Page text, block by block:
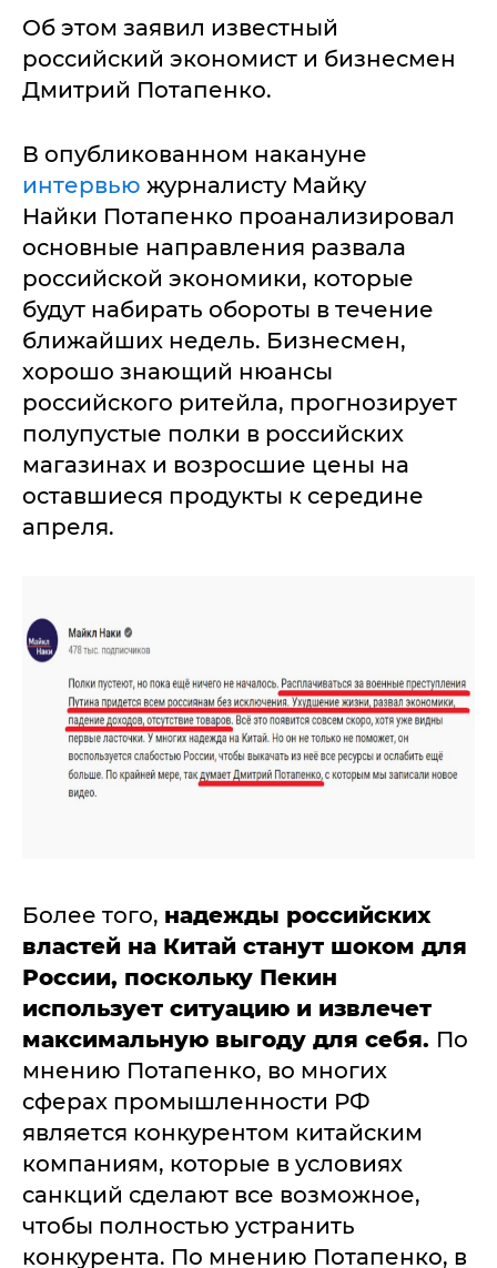
Об этом заявил известный
российский экономист и бизнесмен
Дмитрий Потапенко.
В опубликованном накануне
интервью журналисту Майку
Найки Потапенко проанализировал
основные направления развала
российской экономики, которые
будут набирать обороты в течение
ближайших недель. Бизнесмен,
хорошо знающий нюансы
российского ритейла, прогнозирует
полупустые полки в российских
магазинах и возросшие цены на
оставшиеся продукты к середине
апреля.
Более того, надежды российских
властей на Китай станут шоком для
России, поскольку Пекин
использует ситуацию и извлечет
максимальную выгоду для себя. По
мнению Потапенко, во многих
сферах промышленности РФ
является конкурентом китайским
компаниям, которые в условиях
санкций сделают все возможное,
чтобы полностью устранить
конкурента. По мнению Потапенко, в